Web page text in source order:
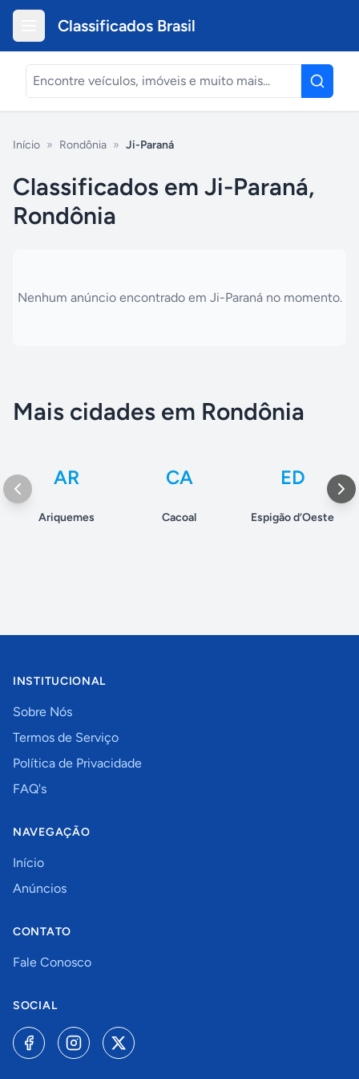
Classificados Brasil
Início » Rondônia » Ji-Paraná
Classificados em Ji-Paraná,
Rondônia
Nenhum anúncio encontrado em Ji-Paranáno momento.
Mais cidades em Rondônia
AR
Ariquemes
CA
Cacoal
ED
Espigão d’Oeste
INSTITUCIONAL
Sobre Nós
Termos de Serviço
Política de Privacidade
FAQ's
NAVEGAÇÃO
Início
Anúncios
CONTATO
Fale Conosco
SOCIAL